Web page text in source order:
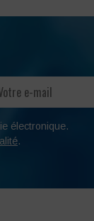
électronique.
.